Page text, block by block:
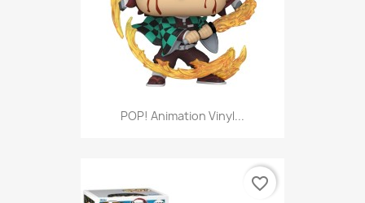
POP! Animation Vinyl...
favorite_border